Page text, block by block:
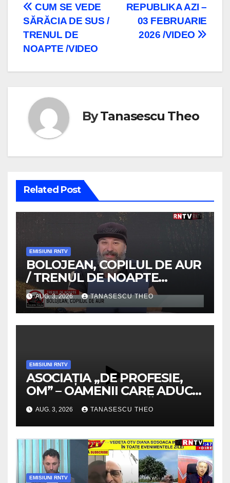
Navigare
în
articole
REPUBLIKA AZI –
03 FEBRUARIE
2026 /VIDEO
CUM SE VEDE
SĂRĂCIA DE SUS /
TRENUL DE
NOAPTE /VIDEO
ByTanasescu Theo
Related Post
EMISIUNI RNTV
BOLOJEAN, COPILUL DE AUR
/ TRENUL DE NOAPTE
/VIDEO
AUG. 3, 2026 TANASESCU THEO
EMISIUNI RNTV
ASOCIAȚIA „DE PROFESIE,
OM” – OAMENII CARE ADUC
VALOARE COMUNITĂȚII /
SECRETELE SUCCESULUI
/VIDEO
AUG. 3, 2026 TANASESCU THEO
EMISIUNI RNTV